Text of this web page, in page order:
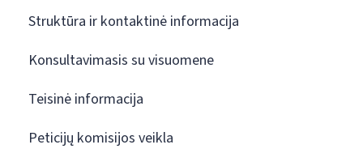
Struktūra ir kontaktinė informacija
Konsultavimasis su visuomene
Teisinė informacija
Peticijų komisijos veikla